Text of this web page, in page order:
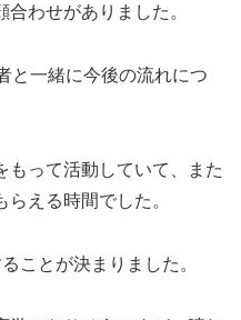
わせがありました。
と一緒に今後の流れにつ
もって活動していて、また
える時間でした。
ことが決まりました。